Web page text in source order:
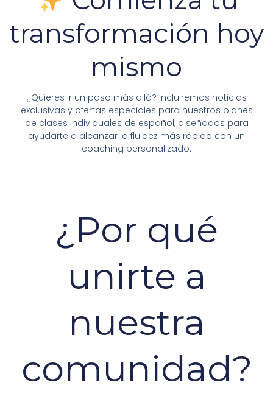
transformación hoy
mismo
¿Quieres ir un paso más allá? Incluiremos noticias
exclusivas y ofertas especiales para nuestros planes
de clases individuales de español, diseñados para
ayudarte a alcanzar la fluidez más rápido con un
coaching personalizado.
¿Por qué
unirte a
nuestra
comunidad?